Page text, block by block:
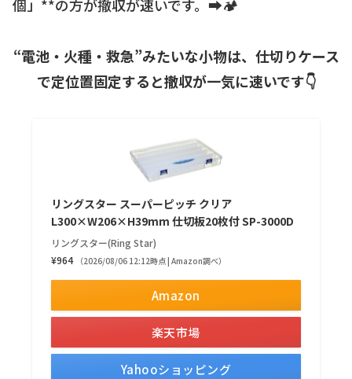
個」**の方が撤収が速いです。➡️🏕️
“電池・火種・救急”みたいな小物は、仕切りケース
で定位置固定すると撤収が一気に速いです👇
リングスター スーパーピッチ クリア
L300×W206×H39mm 仕切板20枚付 SP-3000D
リングスター(Ring Star)
¥964 （2026/08/06 12:12時点 | Amazon調べ）
Amazon
楽天市場
Yahooショッピング